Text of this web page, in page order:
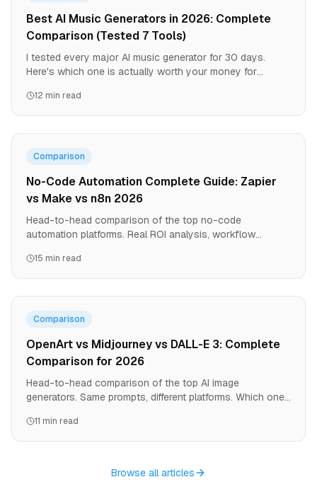
Best AI Music Generators in 2026: Complete
Comparison (Tested 7 Tools)
I tested every major AI music generator for 30 days.
Here's which one is actually worth your money for
12 min read
Comparison
No-Code Automation Complete Guide: Zapier
vs Make vs n8n 2026
Head-to-head comparison of the top no-code
automation platforms. Real ROI analysis, workflow
15 min read
Comparison
OpenArt vs Midjourney vs DALL-E 3: Complete
Comparison for 2026
Head-to-head comparison of the top AI image
generators. Same prompts, different platforms. Which one
11 min read
Browse all articles